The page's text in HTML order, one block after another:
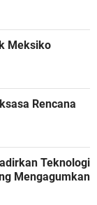
Meksiko
Rencana
Teknologi
Mengagumkan